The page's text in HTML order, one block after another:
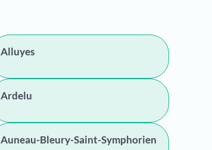
Alluyes
Ardelu
Auneau-Bleury-Saint-Symphorien